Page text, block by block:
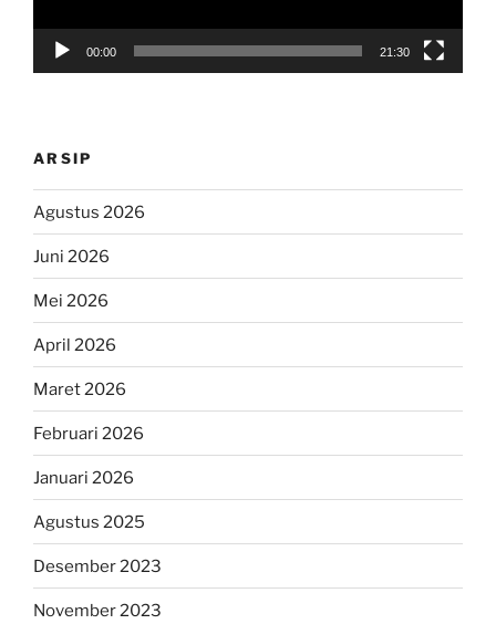
00:00 21:30
ARSIP
Agustus 2026
Juni 2026
Mei 2026
April 2026
Maret 2026
Februari 2026
Januari 2026
Agustus 2025
Desember 2023
November 2023